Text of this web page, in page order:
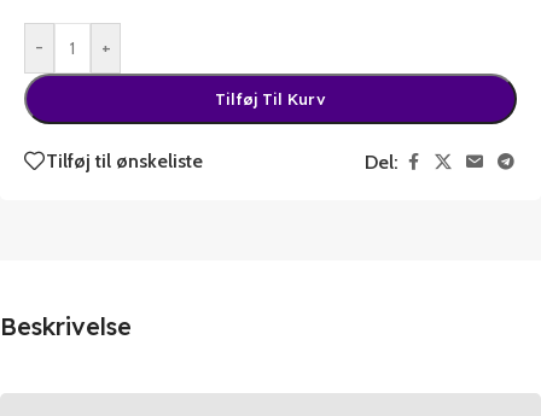
- +
Tilføj Til Kurv
Tilføj til ønskeliste Del:
Beskrivelse